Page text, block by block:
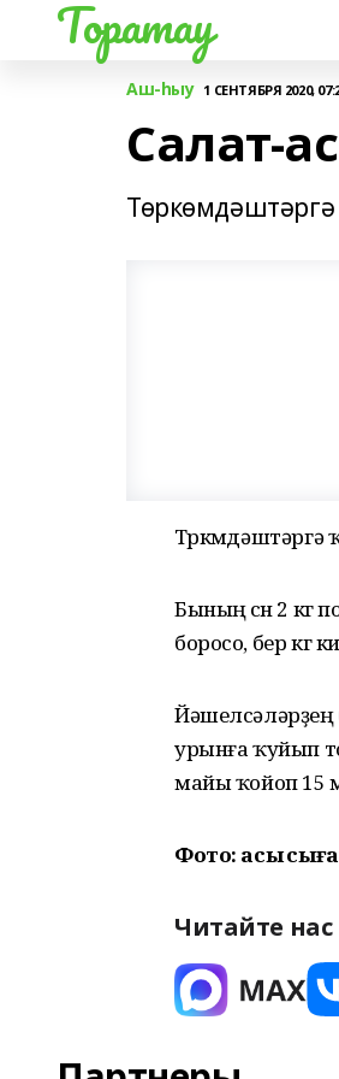
Торатау
Аш-һыу 1 СЕНТЯБРЯ 2020,
Салат-
Бының өсөн 2 кг
боросо, бер кг
урынға ҡуйып
майы ҡойоп 15
Фото: асыҡ
Читайте нас